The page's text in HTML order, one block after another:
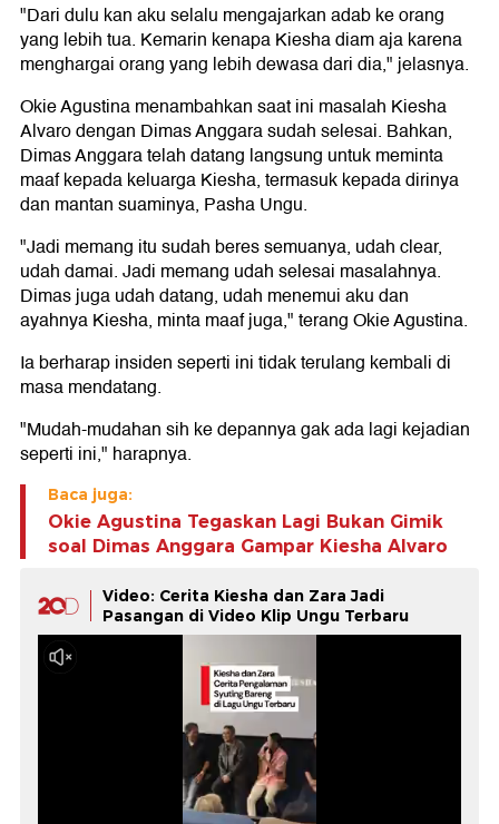
"Dari dulu kan aku selalu mengajarkan adab ke orang
yang lebih tua. Kemarin kenapa Kiesha diam aja karena
menghargai orang yang lebih dewasa dari dia," jelasnya.
Okie Agustina menambahkan saat ini masalah Kiesha
Alvaro dengan Dimas Anggara sudah selesai. Bahkan,
Dimas Anggara telah datang langsung untuk meminta
maaf kepada keluarga Kiesha, termasuk kepada dirinya
dan mantan suaminya, Pasha Ungu.
"Jadi memang itu sudah beres semuanya, udah clear,
udah damai. Jadi memang udah selesai masalahnya.
Dimas juga udah datang, udah menemui aku dan
ayahnya Kiesha, minta maaf juga," terang Okie Agustina.
Ia berharap insiden seperti ini tidak terulang kembali di
masa mendatang.
"Mudah-mudahan sih ke depannya gak ada lagi kejadian
seperti ini," harapnya.
Baca juga:
Okie Agustina Tegaskan Lagi Bukan Gimik
soal Dimas Anggara Gampar Kiesha Alvaro
Video: Cerita Kiesha dan Zara Jadi
Pasangan di Video Klip Ungu Terbaru